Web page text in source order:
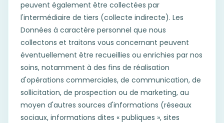
peuvent également être collectées par
l'intermédiaire de tiers (collecte indirecte). Les
Données à caractère personnel que nous
collectons et traitons vous concernant peuvent
éventuellement être recueillies ou enrichies par nos
soins, notamment à des fins de réalisation
d'opérations commerciales, de communication, de
sollicitation, de prospection ou de marketing, au
moyen d'autres sources d'informations (réseaux
sociaux, informations dites « publiques », sites